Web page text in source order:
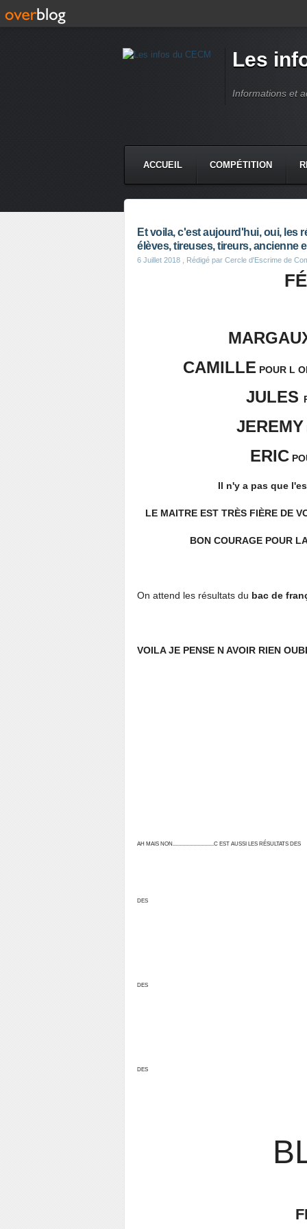
Les
Informations et
ACCUEIL COMPÉTITION
Et voila, c'est aujourd'hui, oui, les
élèves, tireuses, tireurs, ancienne
6 Juillet 2018 , Rédigé par Cercle d'Escrime de
CAMILLE POUR L
JULES
JEREMY
ERIC
Il n'y a pas que
LE MAITRE EST TRÈS FIÈRE DE
BON COURAGE POUR
On attend les résultats du bac de
VOILA JE PENSE N AVOIR RIEN
AH MAIS NON..............................C EST AUSSI LES RÉSULTATS DES
DES
DES
DES